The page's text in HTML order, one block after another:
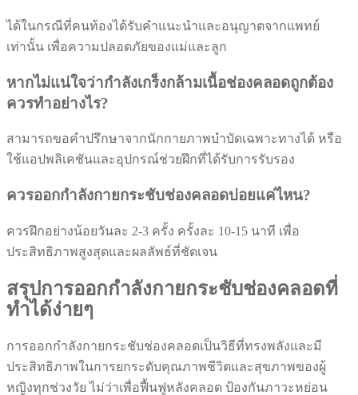
ได้ในกรณีที่คนท้องได้รับคำแนะนำและอนุญาตจากแพทย์
เท่านั้น เพื่อความปลอดภัยของแม่และลูก
หากไม่แน่ใจว่ากำลังเกร็งกล้ามเนื้อช่องคลอดถูกต้อง
ควรทำอย่างไร?
สามารถขอคำปรึกษาจากนักกายภาพบำบัดเฉพาะทางได้ หรือ
ใช้แอปพลิเคชันและอุปกรณ์ช่วยฝึกที่ได้รับการรับรอง
ควรออกกำลังกายกระชับช่องคลอดบ่อยแค่ไหน?
ควรฝึกอย่างน้อยวันละ 2-3 ครั้ง ครั้งละ 10-15 นาที เพื่อ
ประสิทธิภาพสูงสุดและผลลัพธ์ที่ชัดเจน
สรุปการออกกำลังกายกระชับช่องคลอดที่
ทำได้ง่ายๆ
การออกกำลังกายกระชับช่องคลอดเป็นวิธีที่ทรงพลังและมี
ประสิทธิภาพในการยกระดับคุณภาพชีวิตและสุขภาพของผู้
หญิงทุกช่วงวัย ไม่ว่าเพื่อฟื้นฟูหลังคลอด ป้องกันภาวะหย่อน